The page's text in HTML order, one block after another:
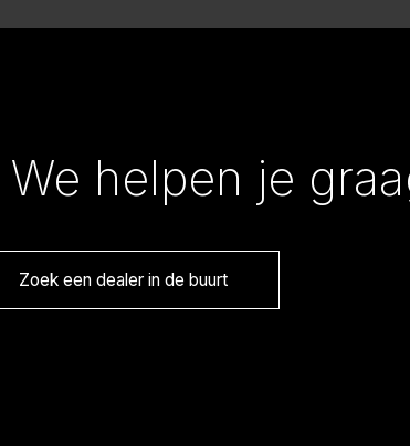
We helpen je
Zoek een dealer in de buurt